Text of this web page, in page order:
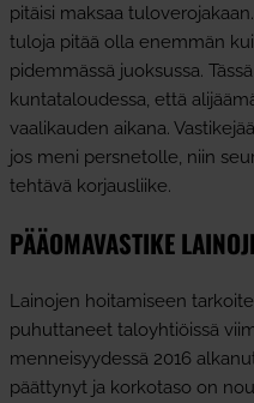
pitäisi maksaa
tuloja pitää olla enemmän
pidemmässä juoksussa.
kuntataloudessa, että
vaalikauden aikana.
jos meni persnetolle, niin
tehtävä korjausliike.
PÄÄOMAVASTIKE
Lainojen hoitamiseen
puhuttaneet taloyhtiöissä
menneisyydessä 2016
päättynyt ja korkotaso on